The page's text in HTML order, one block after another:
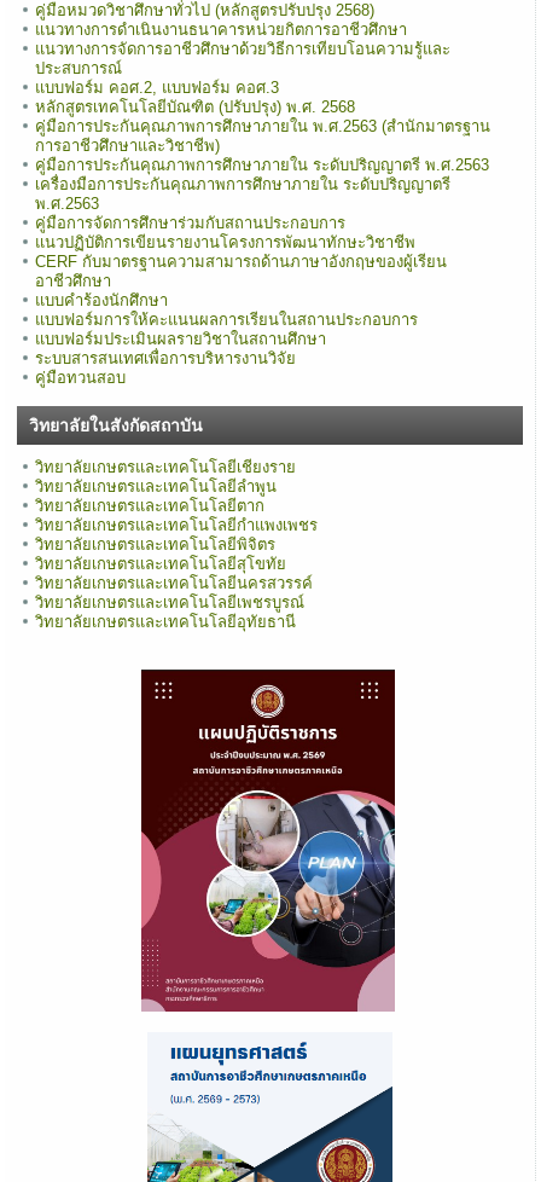
คู่มือหมวดวิชาศึกษาทั่วไป (หลักสูตรปรับปรุง 2568)
แนวทางการดำเนินงานธนาคารหน่วยกิตการอาชีวศึกษา
แนวทางการจัดการอาชีวศึกษาด้วยวิธีการเทียบโอนความรู้และ
ประสบการณ์
แบบฟอร์ม คอศ.2, แบบฟอร์ม คอศ.3
หลักสูตรเทคโนโลยีบัณฑิต (ปรับปรุง) พ.ศ. 2568
คู่มือการประกันคุณภาพการศึกษาภายใน พ.ศ.2563 (สำนักมาตรฐาน
การอาชีวศึกษาและวิชาชีพ)
คู่มือการประกันคุณภาพการศึกษาภายใน ระดับปริญญาตรี พ.ศ.2563
เครื่องมือการประกันคุณภาพการศึกษาภายใน ระดับปริญญาตรี
พ.ศ.2563
คู่มือการจัดการศึกษาร่วมกับสถานประกอบการ
แนวปฏิบัติการเขียนรายงานโครงการพัฒนาทักษะวิชาชีพ
CERF กับมาตรฐานความสามารถด้านภาษาอังกฤษของผู้เรียน
อาชีวศึกษา
แบบคำร้องนักศึกษา
แบบฟอร์มการให้คะแนนผลการเรียนในสถานประกอบการ
แบบฟอร์มประเมินผลรายวิชาในสถานศึกษา
ระบบสารสนเทศเพื่อการบริหารงานวิจัย
คู่มือทวนสอบ
วิทยาลัยในสังกัดสถาบัน
วิทยาลัยเกษตรและเทคโนโลยีเชียงราย
วิทยาลัยเกษตรและเทคโนโลยีลำพูน
วิทยาลัยเกษตรและเทคโนโลยีตาก
วิทยาลัยเกษตรและเทคโนโลยีกำแพงเพชร
วิทยาลัยเกษตรและเทคโนโลยีพิจิตร
วิทยาลัยเกษตรและเทคโนโลยีสุโขทัย
วิทยาลัยเกษตรและเทคโนโลยีนครสวรรค์
วิทยาลัยเกษตรและเทคโนโลยีเพชรบูรณ์
วิทยาลัยเกษตรและเทคโนโลยีอุทัยธานี